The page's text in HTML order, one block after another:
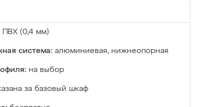
ПВХ (0,4 мм)
система: алюминиевая, нижнеопорная
на выбор
за базовый шкаф